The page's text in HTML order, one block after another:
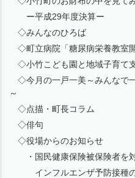
ー平成29年度決算ー
◇みんなのひろば
◇町立病院「糖尿病栄養教室
◇小竹こども園と地域子育て
◇今月の一戸一美～みんなで
～
◇点描・町長コラム
◇俳句
◇役場からのお知らせ
・国民健康保険被保険者を
インフルエンザ予防接種の